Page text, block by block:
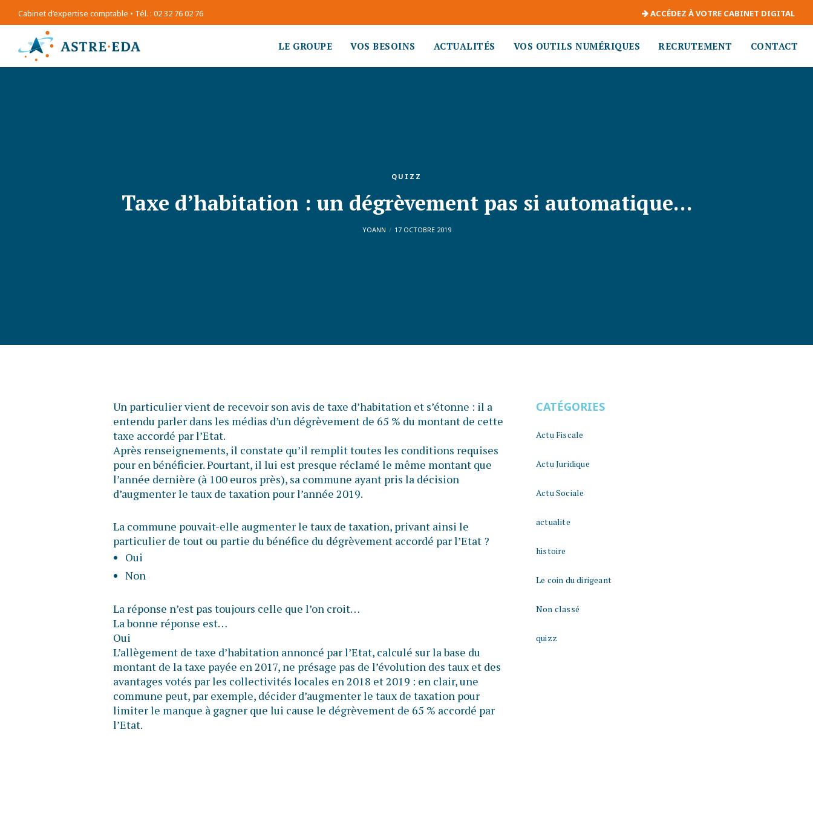
Cabinet d’expertise comptable • Tél. : 02 32 76 02 76 ACCÉDEZ À VOTRE CABINET DIGITAL
LE GROUPE VOS BESOINS ACTUALITÉS VOS OUTILS NUMÉRIQUES RECRUTEMENT CONTACT
QUIZZ
Taxe d’habitation : un dégrèvement pas si automatique…
YOANN 17 OCTOBRE 2019
Un particulier vient de recevoir son avis de taxe d’habitation et s’étonne : il a
entendu parler dans les médias d’un dégrèvement de 65 % du montant de cette
taxe accordé par l’Etat.
Après renseignements, il constate qu’il remplit toutes les conditions requises
pour en bénéficier. Pourtant, il lui est presque réclamé le même montant que
l’année dernière (à 100 euros près), sa commune ayant pris la décision
d’augmenter le taux de taxation pour l’année 2019.
La commune pouvait-elle augmenter le taux de taxation, privant ainsi le
particulier de tout ou partie du bénéfice du dégrèvement accordé par l’Etat ?
Oui
Non
La réponse n’est pas toujours celle que l’on croit…
La bonne réponse est…
Oui
L’allègement de taxe d’habitation annoncé par l’Etat, calculé sur la base du
montant de la taxe payée en 2017, ne présage pas de l’évolution des taux et des
avantages votés par les collectivités locales en 2018 et 2019 : en clair, une
commune peut, par exemple, décider d’augmenter le taux de taxation pour
limiter le manque à gagner que lui cause le dégrèvement de 65 % accordé par
l’Etat.
CATÉGORIES
Actu Fiscale
Actu Juridique
Actu Sociale
actualite
histoire
Le coin du dirigeant
Non classé
quizz